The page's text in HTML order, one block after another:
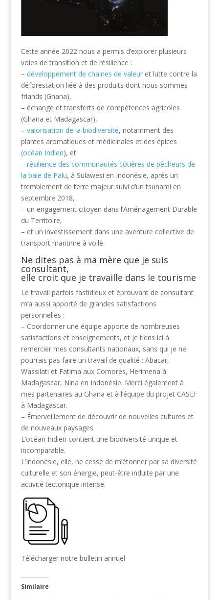
Cette année 2022 nous a permis d’explorer plusieurs
voies de transition et de résilience :
– développement de chaines de valeuret lutte contre la
déforestation liée à des produits dont nous sommes
friands (Ghana),
– échange et transferts de compétences agricoles
(Ghana et Madagascar),
– valorisation de la biodiversité, notamment des
plantes aromatiques et médicinales et des épices
(océan Indien), et
– résilience des communautés côtières de pêcheurs de
la baie de Palu, à Sulawesi en Indonésie, après un
tremblement de terre majeur suivi d’un tsunami en
septembre 2018,
– un engagement citoyen dans l’Aménagement Durable
du Territoire,
– et un investissement dans une aventure collective de
transport maritime à voile.
Ne dites pas à ma mère que je suis
consultant,
elle croit que je travaille dans le tourisme
Le travail parfois fastidieux et éprouvant de consultant
m’a aussi apporté de grandes satisfactions
personnelles :
– Coordonner une équipe apporte de nombreuses
satisfactions et enseignements, et je tiens ici à
remercier mes consultants nationaux, sans qui je ne
pourrais pas faire un travail de qualité : Abacar,
Wassilati et Fatima aux Comores, Herimena à
Madagascar, Nina en Indonésie. Merci également à
mes partenaires au Ghana et à l’équipe du projet CASEF
à Madagascar.
– Émerveillement de découvrir de nouvelles cultures et
de nouveaux paysages.
L’océan Indien contient une biodiversité unique et
incomparable.
L’Indonésie, elle, ne cesse de m’étonner par sa diversité
culturelle et son énergie, peut-être induite par une
activité tectonique intense.
Télécharger notre bulletin annuel
Similaire